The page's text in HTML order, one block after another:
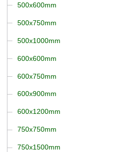
500x600mm
500x750mm
500x1000mm
600x600mm
600x750mm
600x900mm
600x1200mm
750x750mm
750x1500mm